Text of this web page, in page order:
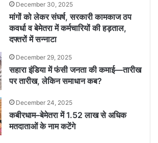
December 30, 2025
मांगों को लेकर संघर्ष, सरकारी कामकाज ठप
कवर्धा व बेमेतरा में कर्मचारियों की हड़ताल,
दफ्तरों में सन्नाटा
December 29, 2025
सहारा इंडिया में फंसी जनता की कमाई—तारीख
पर तारीख, लेकिन समाधान कब?
December 24, 2025
कबीरधाम–बेमेतरा में 1.52 लाख से अधिक
मतदाताओं के नाम कटेंगे